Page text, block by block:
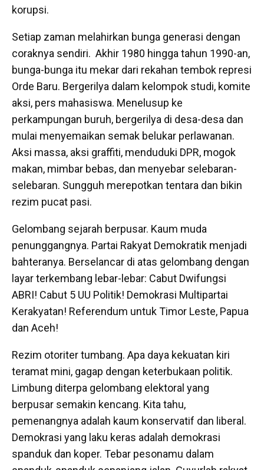
korupsi.
Setiap zaman melahirkan bunga generasi dengan
coraknya sendiri. Akhir 1980 hingga tahun 1990-an,
bunga-bunga itu mekar dari rekahan tembok represi
Orde Baru. Bergerilya dalam kelompok studi, komite
aksi, pers mahasiswa. Menelusup ke
perkampungan buruh, bergerilya di desa-desa dan
mulai menyemaikan semak belukar perlawanan.
Aksi massa, aksi graffiti, menduduki DPR, mogok
makan, mimbar bebas, dan menyebar selebaran-
selebaran. Sungguh merepotkan tentara dan bikin
rezim pucat pasi.
Gelombang sejarah berpusar. Kaum muda
penunggangnya. Partai Rakyat Demokratik menjadi
bahteranya. Berselancar di atas gelombang dengan
layar terkembang lebar-lebar: Cabut Dwifungsi
ABRI! Cabut 5 UU Politik! Demokrasi Multipartai
Kerakyatan! Referendum untuk Timor Leste, Papua
dan Aceh!
Rezim otoriter tumbang. Apa daya kekuatan kiri
teramat mini, gagap dengan keterbukaan politik.
Limbung diterpa gelombang elektoral yang
berpusar semakin kencang. Kita tahu,
pemenangnya adalah kaum konservatif dan liberal.
Demokrasi yang laku keras adalah demokrasi
spanduk dan koper. Tebar pesonamu dalam